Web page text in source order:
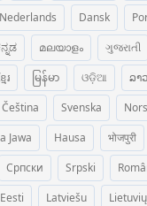
Nederlands Dansk
മലയാളം ગુજરાતી
ែរ မြန်မာ ଓଡ଼ିଆ ລາວ
Čeština Svenska
Jawa Hausa भोजपुरी
Српски Srpski
Eesti Latviešu Lietuvių